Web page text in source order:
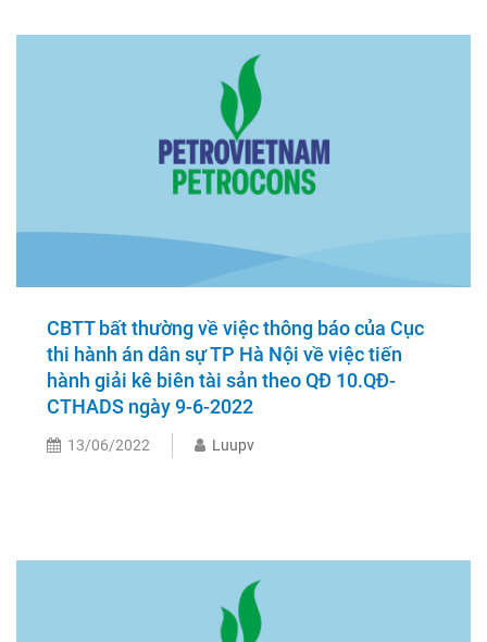
CBTT bất thường về việc thông báo của Cục
thi hành án dân sự TP Hà Nội về việc tiến
hành giải kê biên tài sản theo QĐ 10.QĐ-
CTHADS ngày 9-6-2022
13/06/2022 Luupv